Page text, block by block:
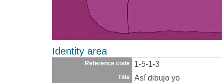
Identity area
Reference code 1-5-1-3
Title Así dibujo yo